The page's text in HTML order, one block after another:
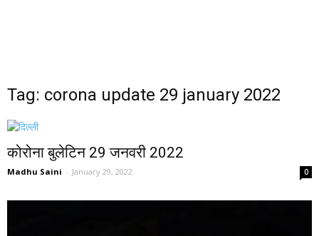
Tag: corona update 29 january 2022
कोरोना बुलेटिन 29 जनवरी 2022
Madhu Saini - January 29, 2022 0